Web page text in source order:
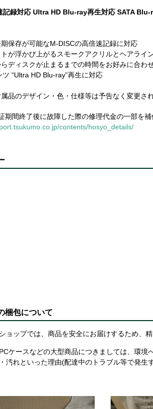
記録対応 Ultra HD Blu-ray再生対応 SATA Blu-
保存が可能なM-DISCの高倍速記録に対応
が浮かび上がるスモークアクリルとヘアライ
ディスクが止まるまでの時間をお好みに合わ
“Ultra HD Blu-ray”再生に対応
品のデザイン・色・仕様等は予告なく変更さ
期間終了後に故障した際の修理代金の一部を
contents/hosyo_details/
梱包について
ョップでは、商品を安全にお届けするため、
ケースなどの大型商品につきましては、環
汚れといった理由(配達中のトラブル等で発